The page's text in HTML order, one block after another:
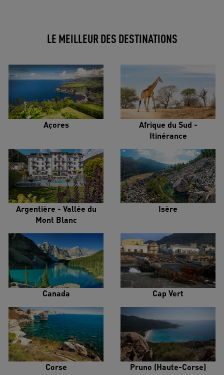
LE MEILLEUR DES DESTINATIONS
Açores
Afrique du Sud -
Itinérance
Argentière - Vallée du
Mont Blanc
Isère
Canada Cap Vert
Corse Pruno (Haute-Corse)